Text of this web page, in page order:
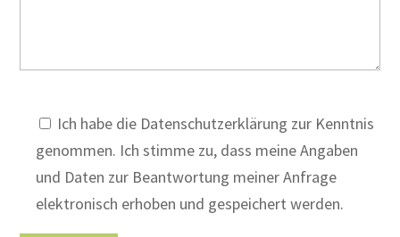
Ich habe die Datenschutzerklärung zur Kenntnis
genommen. Ich stimme zu, dass meine Angaben
und Daten zur Beantwortung meiner Anfrage
elektronisch erhoben und gespeichert werden.